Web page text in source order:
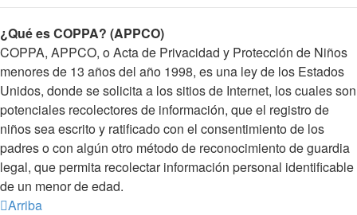
¿Qué es COPPA? (APPCO)
COPPA, APPCO, o Acta de Privacidad y Protección de Niños
menores de 13 años del año 1998, es una ley de los Estados
Unidos, donde se solicita a los sitios de Internet, los cuales son
potenciales recolectores de información, que el registro de
niños sea escrito y ratificado con el consentimiento de los
padres o con algún otro método de reconocimiento de guardia
legal, que permita recolectar información personal identificable
de un menor de edad.
Arriba